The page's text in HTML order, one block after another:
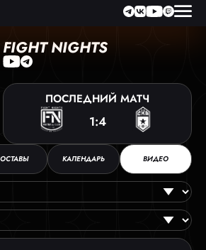
FIGHT NIGHTS
ПОСЛЕДНИЙ МАТЧ
1:4
КАЛЕНДАРЬ ВИДЕО